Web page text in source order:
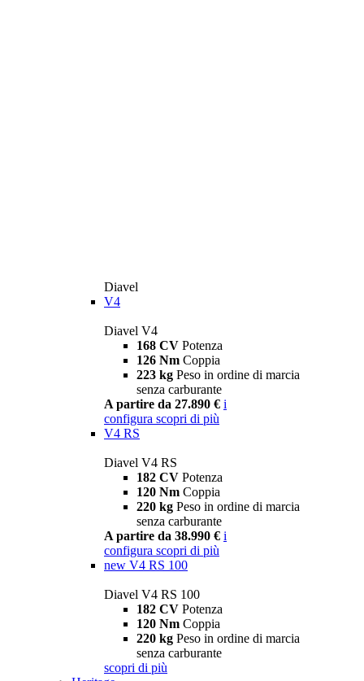
Diavel
V4
Diavel V4
168 CV Potenza
126 Nm Coppia
223 kg Peso in ordine di marcia
senza carburante
A partire da 27.890 € i
configura scopri di più
V4 RS
Diavel V4 RS
182 CV Potenza
120 Nm Coppia
220 kg Peso in ordine di marcia
senza carburante
A partire da 38.990 € i
configura scopri di più
new V4 RS 100
Diavel V4 RS 100
182 CV Potenza
120 Nm Coppia
220 kg Peso in ordine di marcia
senza carburante
scopri di più